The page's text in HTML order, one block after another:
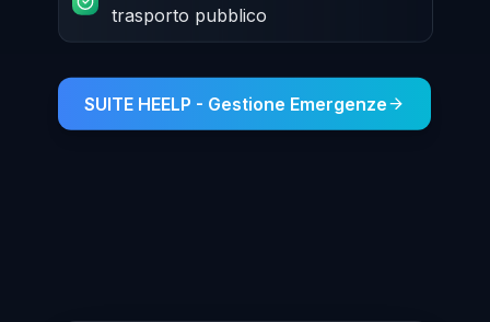
trasporto pubblico
SUITE HEELP - Gestione Emergenze